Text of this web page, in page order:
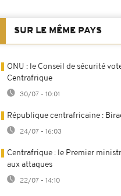
SUR LE MÊME PAYS
ONU : le Conseil de sécurité
Centrafrique
30/07 - 10:01
République centrafricaine :
24/07 - 16:03
Centrafrique : le Premier
aux attaques
22/07 - 14:10